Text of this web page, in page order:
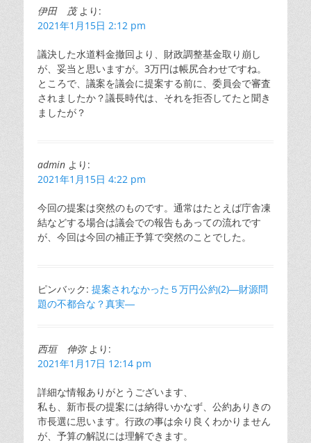
ン
伊田 茂 より:
2021年1月15日 2:12 pm
議決した水道料金撤回より、財政調整基金取り崩し
が、妥当と思いますが。3万円は帳尻合わせですね。
ところで、議案を議会に提案する前に、委員会で審査
されましたか？議長時代は、それを拒否してたと聞き
ましたが？
admin より:
2021年1月15日 4:22 pm
今回の提案は突然のものです。通常はたとえば庁舎凍
結などする場合は議会での報告もあっての流れです
が、今回は今回の補正予算で突然のことでした。
ピンバック: 提案されなかった５万円公約(2)―財源問
題の不都合な？真実―
西垣 伸弥 より:
2021年1月17日 12:14 pm
詳細な情報ありがとうございます、
私も、新市長の提案には納得いかなず、公約ありきの
市長選に思います。行政の事は余り良くわかりません
が、予算の解説には理解できます。